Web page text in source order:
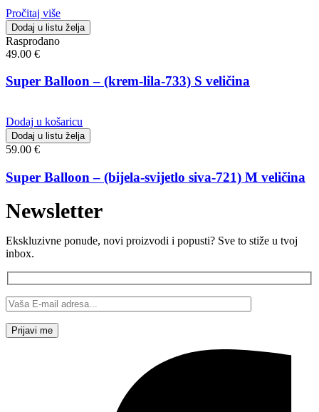
Pročitaj više
Dodaj u listu želja
Rasprodano
49.00 €
Super Balloon – (krem-lila-733) S veličina
Dodaj u košaricu
Dodaj u listu želja
59.00 €
Super Balloon – (bijela-svijetlo siva-721) M veličina
Newsletter
Ekskluzivne ponude, novi proizvodi i popusti? Sve to stiže u tvoj
inbox.